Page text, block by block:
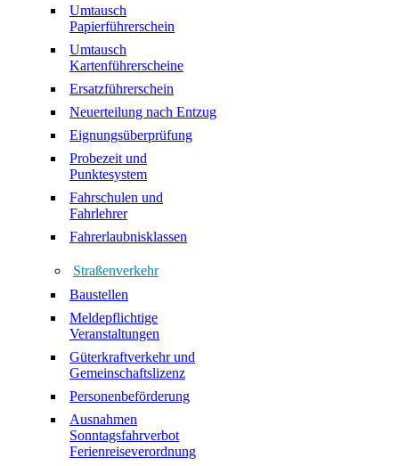
Umtausch
Papierführerschein
Umtausch
Kartenführerscheine
Ersatzführerschein
Neuerteilung nach Entzug
Eignungsüberprüfung
Probezeit und
Punktesystem
Fahrschulen und
Fahrlehrer
Fahrerlaubnisklassen
Straßenverkehr
Baustellen
Meldepflichtige
Veranstaltungen
Güterkraftverkehr und
Gemeinschaftslizenz
Personenbeförderung
Ausnahmen
Sonntagsfahrverbot
Ferienreiseverordnung